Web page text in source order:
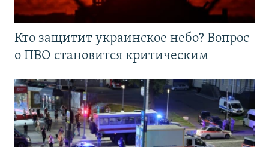
Кто защитит украинское небо? Вопрос
о ПВО становится критическим